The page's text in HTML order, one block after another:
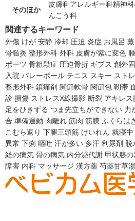
そのほか
皮膚科アレルギー科精神科
んこう科
関連するキーワード
外傷 けが 安静 冷却 圧迫 炎症 お風呂
骨髄炎 整形外科 外科 皮膚が紫に変色
ポーツ 骨粗鬆症 圧迫骨折 ギプス 創外
入院 バレーボール テニス スキー スト
整形外科 鎮痛剤 関節軟骨 関節包 靭帯
診 損傷 ストレスX線撮影 断裂 アキレス
足をひきずる つま先立ちができない 力
合 準備運動 肉離れ 筋肉 筋膜 ふくらは
こむら返り 下腿三頭筋 けいれん 就寝中
異常 下痢 嘔吐 汗が多い 多汗 利尿剤 脱
経の病気 骨の病気 内分泌代謝 甲状腺の
障害 内科 マッサージ 漢方薬 芍薬甘草湯